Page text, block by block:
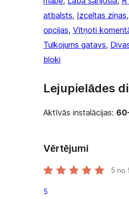
atbalsts, Izceltas ziņas,
opcijas, Vītņoti
Tulkojums gatavs,
bloki
Lejupielādes
Aktīvās instalācijas:
Vērtējumi
5 no
5